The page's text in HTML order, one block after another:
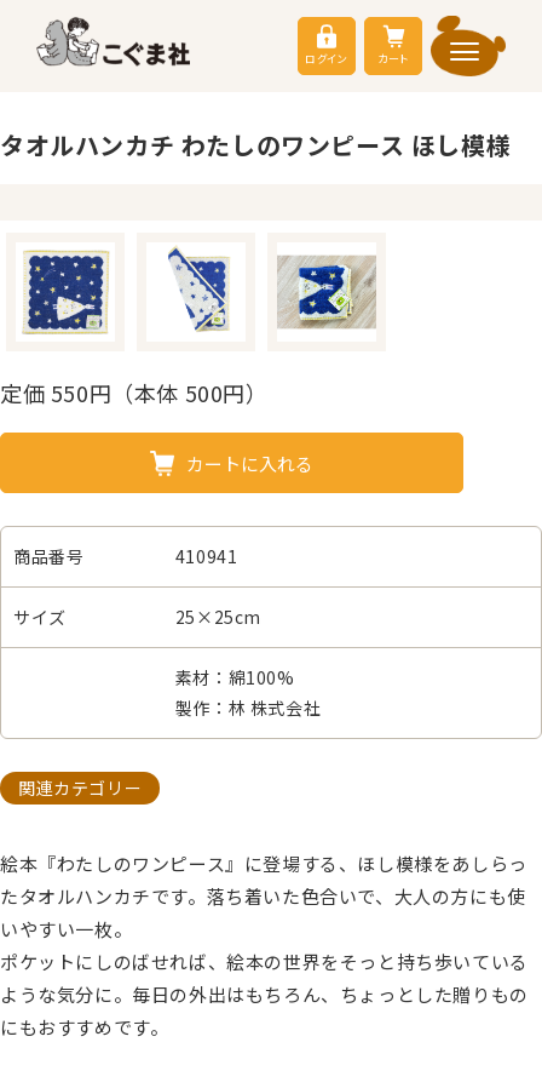
ログイン カート
タオルハンカチ わたしのワンピース ほし模様
定価 550円（本体 500円）
カートに入れる
商品番号 410941
サイズ 25×25cm
素材：綿100%
製作：林 株式会社
関連カテゴリー
絵本『わたしのワンピース』に登場する、ほし模様をあしらっ
たタオルハンカチです。落ち着いた色合いで、大人の方にも使
いやすい一枚。
ポケットにしのばせれば、絵本の世界をそっと持ち歩いている
ような気分に。毎日の外出はもちろん、ちょっとした贈りもの
にもおすすめです。